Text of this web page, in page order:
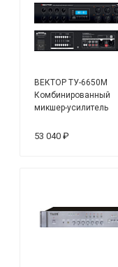
ВЕКТОР ТУ-6650М
Комбинированный
микшер-усилитель
53 040 ₽